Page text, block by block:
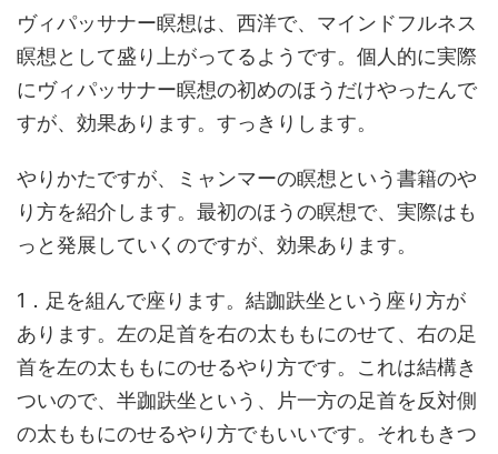
ヴィパッサナー瞑想は、西洋で、マインドフルネス
瞑想として盛り上がってるようです。個人的に実際
にヴィパッサナー瞑想の初めのほうだけやったんで
すが、効果あります。すっきりします。
やりかたですが、ミャンマーの瞑想という書籍のや
り方を紹介します。最初のほうの瞑想で、実際はも
っと発展していくのですが、効果あります。
1．足を組んで座ります。結跏趺坐という座り方が
あります。左の足首を右の太ももにのせて、右の足
首を左の太ももにのせるやり方です。これは結構き
ついので、半跏趺坐という、片一方の足首を反対側
の太ももにのせるやり方でもいいです。それもきつ